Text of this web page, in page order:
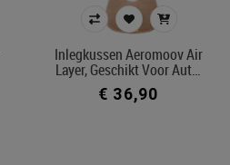
Inlegkussen Aeromoov Air
Layer, Geschikt Voor Aut…
€ 36,90